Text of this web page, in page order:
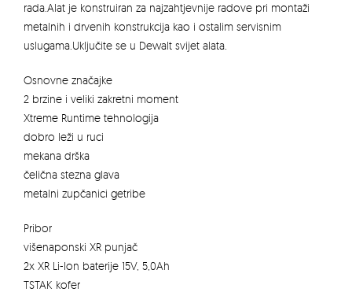
rada.Alat je konstruiran za najzahtjevnije radove pri montaži
metalnih i drvenih konstrukcija kao i ostalim servisnim
uslugama.Uključite se u Dewalt svijet alata.
Osnovne značajke
2 brzine i veliki zakretni moment
Xtreme Runtime tehnologija
dobro leži u ruci
mekana drška
čelična stezna glava
metalni zupčanici getribe
Pribor
višenaponski XR punjač
2x XR Li-Ion baterije 15V, 5,0Ah
TSTAK kofer